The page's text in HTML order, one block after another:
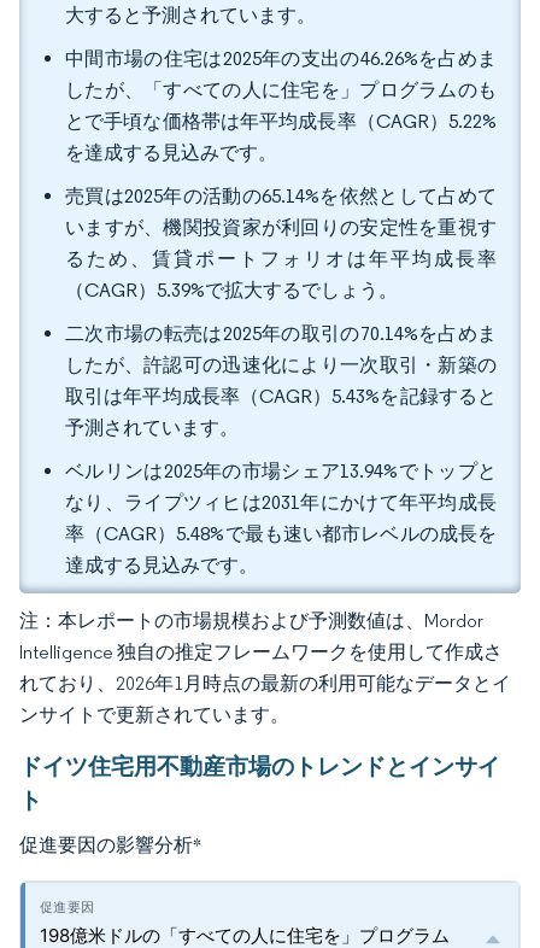
大すると予測されています。
中間市場の住宅は2025年の支出の46.26%を占めま
したが、「すべての人に住宅を」プログラムのも
とで手頃な価格帯は年平均成長率（CAGR）5.22%
を達成する見込みです。
売買は2025年の活動の65.14%を依然として占めて
いますが、機関投資家が利回りの安定性を重視す
るため、賃貸ポートフォリオは年平均成長率
（CAGR）5.39%で拡大するでしょう。
二次市場の転売は2025年の取引の70.14%を占めま
したが、許認可の迅速化により一次取引・新築の
取引は年平均成長率（CAGR）5.43%を記録すると
予測されています。
ベルリンは2025年の市場シェア13.94%でトップと
なり、ライプツィヒは2031年にかけて年平均成長
率（CAGR）5.48%で最も速い都市レベルの成長を
達成する見込みです。
注：本レポートの市場規模および予測数値は、Mordor
Intelligence 独自の推定フレームワークを使用して作成さ
れており、2026年1月時点の最新の利用可能なデータとイ
ンサイトで更新されています。
ドイツ住宅用不動産市場のトレンドとインサイ
ト
促進要因の影響分析*
198億米ドルの「すべての人に住宅を」プログラム